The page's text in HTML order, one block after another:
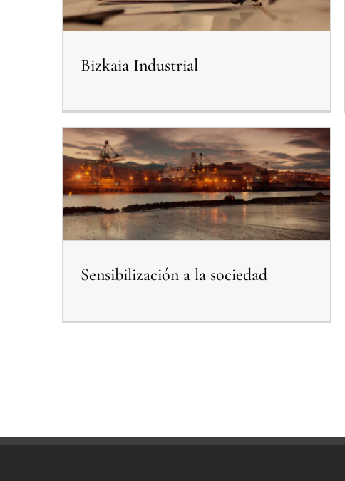
Bizkaia Industrial
Sensibilización a la sociedad